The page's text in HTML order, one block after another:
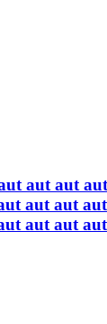
aut aut
aut aut
aut aut